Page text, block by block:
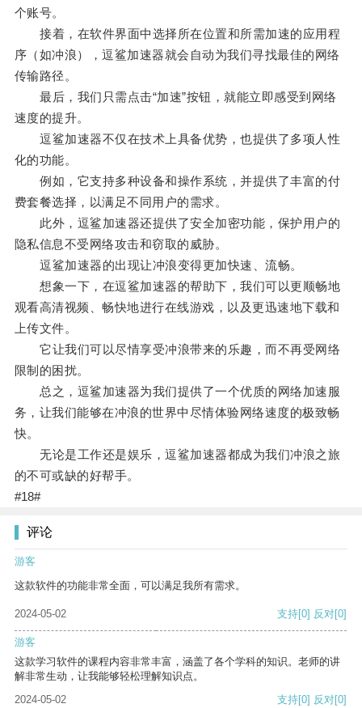
个账号。
接着，在软件界面中选择所在位置和所需加速的应用程
序（如冲浪），逗鲨加速器就会自动为我们寻找最佳的网络
传输路径。
最后，我们只需点击“加速”按钮，就能立即感受到网络
速度的提升。
逗鲨加速器不仅在技术上具备优势，也提供了多项人性
化的功能。
例如，它支持多种设备和操作系统，并提供了丰富的付
费套餐选择，以满足不同用户的需求。
此外，逗鲨加速器还提供了安全加密功能，保护用户的
隐私信息不受网络攻击和窃取的威胁。
逗鲨加速器的出现让冲浪变得更加快速、流畅。
想象一下，在逗鲨加速器的帮助下，我们可以更顺畅地
观看高清视频、畅快地进行在线游戏，以及更迅速地下载和
上传文件。
它让我们可以尽情享受冲浪带来的乐趣，而不再受网络
限制的困扰。
总之，逗鲨加速器为我们提供了一个优质的网络加速服
务，让我们能够在冲浪的世界中尽情体验网络速度的极致畅
快。
无论是工作还是娱乐，逗鲨加速器都成为我们冲浪之旅
的不可或缺的好帮手。
#18#
评论
游客
这款软件的功能非常全面，可以满足我所有需求。
2024-05-02 支持[0] 反对[0]
游客
这款学习软件的课程内容非常丰富，涵盖了各个学科的知识。老师的讲
解非常生动，让我能够轻松理解知识点。
2024-05-02
支持[0] 反对[0]